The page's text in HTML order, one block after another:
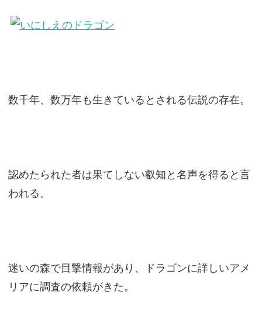
数千年、数万年も生きているとされる伝説の存在。
認めたられた者は果てしない叡知と名声を得ると言
われる。
迷いの森で目撃情報があり、ドラゴンに詳しいアメ
リアに調査の依頼がきた。